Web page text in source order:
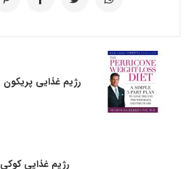
رژیم غذایی پریکون
رژیم غذایی کوکی